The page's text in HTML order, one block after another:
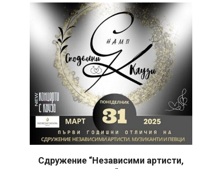
Сдружение “Независими артисти,